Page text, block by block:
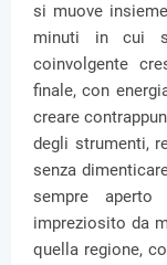
si muove
minuti in cui
coinvolgente
finale, con
creare
degli strumenti,
senza
sempre
impreziosito da
quella regione,